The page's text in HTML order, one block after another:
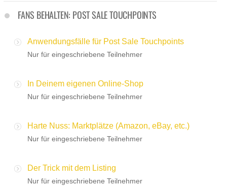
FANS BEHALTEN: POST SALE TOUCHPOINTS
Anwendungsfälle für Post Sale Touchpoints
Nur für eingeschriebene Teilnehmer
In Deinem eigenen Online-Shop
Nur für eingeschriebene Teilnehmer
Harte Nuss: Marktplätze (Amazon, eBay, etc.)
Nur für eingeschriebene Teilnehmer
Der Trick mit dem Listing
Nur für eingeschriebene Teilnehmer